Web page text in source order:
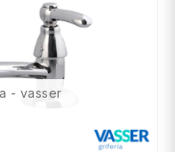
- vasser